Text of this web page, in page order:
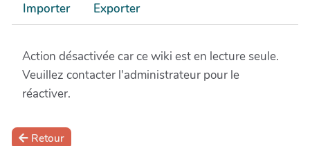
Importer
Exporter
Action désactivée car ce wiki est en lecture seule.
Veuillez contacter l'administrateur pour le
réactiver.
Retour